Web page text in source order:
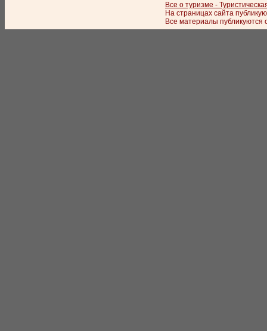
Все о туризме -
На страницах сайта
Все материалы публикуются